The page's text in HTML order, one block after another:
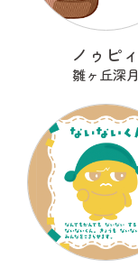
ノゥピィ
雛ヶ丘深月